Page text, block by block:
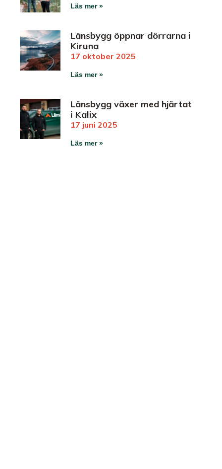
Läs mer »
Länsbygg öppnar dörrarna i
Kiruna
17 oktober 2025
Läs mer »
Länsbygg växer med hjärtat
i Kalix
17 juni 2025
Läs mer »